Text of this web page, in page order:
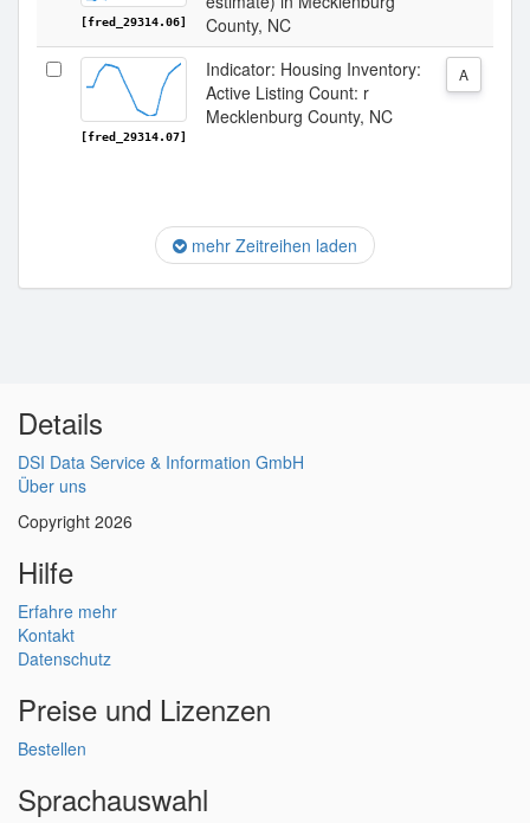
[fred_29314.06]
County, NC
[fred_29314.07]
Indicator: Housing Inventory:
Active Listing Count: r
Mecklenburg County, NC
A
mehr Zeitreihen laden
Details
DSI Data Service & Information GmbH
Über uns
Copyright 2026
Hilfe
Erfahre mehr
Kontakt
Datenschutz
Preise und Lizenzen
Bestellen
Sprachauswahl